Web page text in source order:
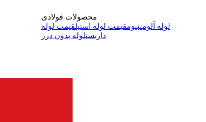
محصولات فولادی
لوله آلومینیومقیمت لوله استیلقیمت لوله
داربستلوله بدون درز